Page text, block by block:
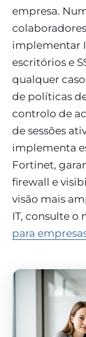
empresa.
implementar
escritórios e
qualquer
de políticas
controlo de
de sessões
implementa
Fortinet,
firewall e
visão mais
IT, consulte o
para